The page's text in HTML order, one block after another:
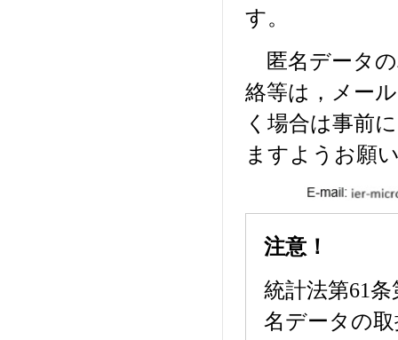
す。
匿名データの
絡等は，メー
く場合は事前
ますようお願
注意！
統計法第61
名データの